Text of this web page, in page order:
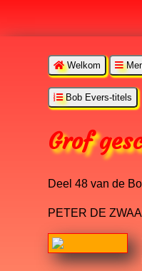
Welkom
Bob Evers-titels
Grof
Deel 48 van de
PETER DE